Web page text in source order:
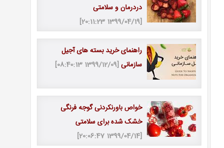
دردرمان و سلامتی
[1399/04/19 20:11:23]
راهنمای خرید بسته های آجیل
سازمانی [1399/12/09 08:40:13]
خواص باورنکردنی گوجه فرنگی
خشک شده برای سلامتی
[1399/04/14 20:06:47]